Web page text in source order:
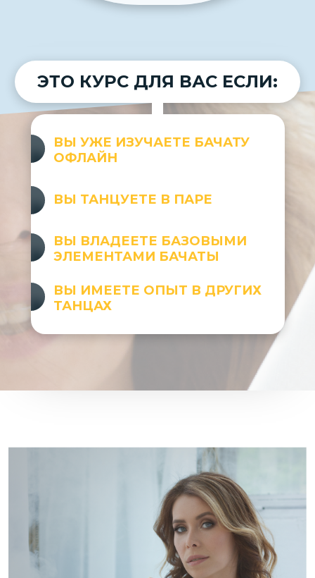
ЭТО КУРС ДЛЯ ВАС ЕСЛИ:
ВЫ УЖЕ ИЗУЧАЕТЕ БАЧАТУ
ОФЛАЙН
ВЫ ТАНЦУЕТЕ В ПАРЕ
ВЫ ВЛАДЕЕТЕ БАЗОВЫМИ
ЭЛЕМЕНТАМИ БАЧАТЫ
ВЫ ИМЕЕТЕ ОПЫТ В ДРУГИХ
ТАНЦАХ